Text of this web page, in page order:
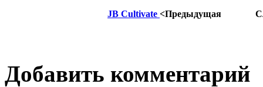
JB Cultivate <Предыдущая
Добавить комментарий